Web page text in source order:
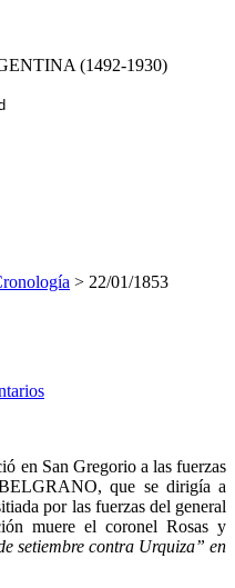
(1492-1930)
> 22/01/1853
en San Gregorio a las fuerzas
que se dirigía a
por las fuerzas del general
muere el coronel Rosas y
setiembre contra Urquiza” en